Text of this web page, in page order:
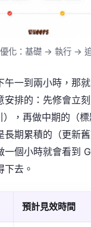
化：基礎 → 執行 →
午一到兩小時，那
安排的：先修會立
），再做中期的（
長期累積的（更新
一個小時就會看到
下去。
預計見效時間